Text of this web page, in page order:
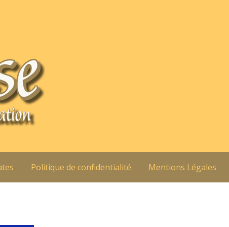
Politique de confidentialité Mentions Légales